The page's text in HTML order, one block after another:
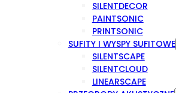
SILENTDECOR
PAINTSONIC
PRINTSONIC
SUFITY I WYSPY SUFITOWE
SILENTSCAPE
SILENTCLOUD
LINEARSCAPE